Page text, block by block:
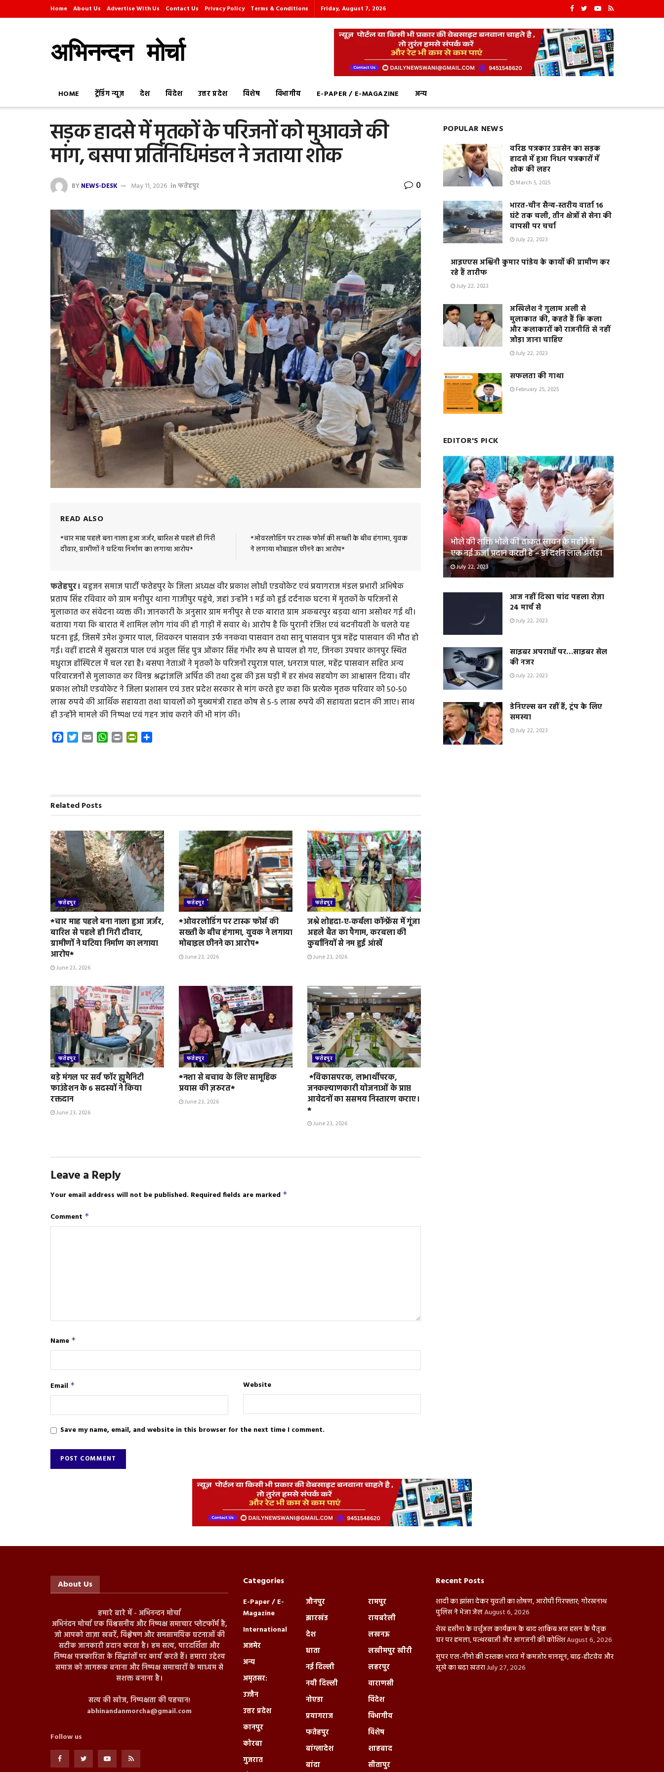
Home About Us Advertise With Us Contact Us Privacy Policy Terms & Conditions Friday, August 7, 2026
अभिनन्दन मोर्चा
HOME ट्रेंडिंग न्यूज़ देश विदेश उत्तर प्रदेश विशेष विभागीय E-PAPER / E-MAGAZINE अन्य
सड़क हादसे में मृतकों के परिजनों को मुआवजे की
मांग, बसपा प्रतिनिधिमंडल ने जताया शोक
BYNEWS-DESK May 11, 2026 inफतेहपुर 0
READ ALSO
*चार माह पहले बना नाला हुआ जर्जर, बारिश से पहले ही गिरी
दीवार, ग्रामीणों ने घटिया निर्माण का लगाया आरोप*
*ओवरलोडिंग पर टास्क फोर्स की सख्ती के बीच हंगामा, युवक
ने लगाया मोबाइल छीनने का आरोप*
फतेहपुर। बहुजन समाज पार्टी फतेहपुर के जिला अध्यक्ष वीर प्रकाश लोधी एडवोकेट एवं प्रयागराज मंडल प्रभारी अभिषेक
प्रताप सिंह रविवार को ग्राम मनीपुर थाना गाजीपुर पहुंचे, जहां उन्होंने 1 मई को हुई दर्दनाक घटना में मृतकों के परिजनों से
मुलाकात कर संवेदना व्यक्त की। जानकारी के अनुसार ग्राम मनीपुर से एक बारात ग्राम अकबरपुर बड़वा थाना असोथर गई थी।
बताया गया कि बारात में शामिल लोग गांव की ही गाड़ी में सवार थे। आरोप है कि पुरानी रंजिश एवं बदनीयती के चलते यह
घटना हुई, जिसमें उमेश कुमार पाल, शिवकरन पासवान उर्फ ननकवा पासवान तथा सानू पासवान पुत्र महेंद्र पासवान की मौत हो
गई। वहीं हादसे में सुखराज पाल एवं अतुल सिंह पुत्र ओंकार सिंह गंभीर रूप से घायल हो गए, जिनका उपचार कानपुर स्थित
मधुराज हॉस्पिटल में चल रहा है। बसपा नेताओं ने मृतकों के परिजनों रघुराज पाल, धनराज पाल, महेंद्र पासवान सहित अन्य
परिवारजनों से मुलाकात कर विनम्र श्रद्धांजलि अर्पित की तथा दुख की इस घड़ी में हर संभव सहयोग का आश्वासन दिया। वीर
प्रकाश लोधी एडवोकेट ने जिला प्रशासन एवं उत्तर प्रदेश सरकार से मांग करते हुए कहा कि प्रत्येक मृतक परिवार को 50-50
लाख रुपये की आर्थिक सहायता तथा घायलों को मुख्यमंत्री राहत कोष से 5-5 लाख रुपये की सहायता प्रदान की जाए। साथ
ही उन्होंने मामले की निष्पक्ष एवं गहन जांच कराने की भी मांग की।
o
T
r
W
P
P
n
d
l
y
RelatedPosts
फतेहपुर
*चार माह पहले बना नाला हुआ जर्जर,
बारिश से पहले ही गिरी दीवार,
ग्रामीणों ने घटिया निर्माण का लगाया
आरोप*
June 23, 2026
फतेहपुर
*ओवरलोडिंग पर टास्क फोर्स की
सख्ती के बीच हंगामा, युवक ने लगाया
मोबाइल छीनने का आरोप*
June 23, 2026
फतेहपुर
जश्ने शोहदा-ए-कर्बला कॉन्फ्रेंस में गूंजा
अहले बैत का पैगाम, करबला की
कुर्बानियों से नम हुई आंखें
June 23, 2026
फतेहपुर
बड़े मंगल पर सर्व फॉर ह्यूमैनिटी
फाउंडेशन के 6 सदस्यों ने किया
रक्तदान
June 23, 2026
फतेहपुर
*नशा से बचाव के लिए सामूहिक
प्रयास की ज़रुरत*
June 23, 2026
फतेहपुर
*विकासपरक, लाभार्थीपरक,
जनकल्याणकारी योजनाओं के प्राप्त
आवेदनों का ससमय निस्तारण कराए।
*
June 23, 2026
Leave a Reply
Your email address will not be published. Required fields are marked *
Comment *
Name *
Email * Website
Save my name, email, and website in this browser for the next time I comment.
POPULAR NEWS
वरिष्ठ पत्रकार उग्रसेन का सड़क
हादसे में हुआ निधन पत्रकारों में
शोक की लहर
March 5, 2025
भारत-चीन सैन्य-स्तरीय वार्ता 16
घंटे तक चली, तीन क्षेत्रों से सेना की
वापसी पर चर्चा
July 22, 2023
आइएएस अश्विनी कुमार पांडेय के कार्यो की ग्रामीण कर
रहे हैं तारीफ
July 22, 2023
अखिलेश ने गुलाम अली से
मुलाकात की, कहते हैं कि कला
और कलाकारों को राजनीति से नहीं
जोड़ा जाना चाहिए
July 22, 2023
सफलता की गाथा
February 25, 2025
EDITOR'S PICK
भोले की शक्ति भोले की ताकत सावन के महीने में
एक नई ऊर्जा प्रदान करती है – डॉ दर्शन लाल अरोड़ा
July 22, 2023
आज नहीं दिखा चांद पहला रोज़ा
24 मार्च से
July 22, 2023
साइबर अपराधों पर…साइबर सेल
की नजर
July 22, 2023
डेनिएल्स बन रहीं हैं, ट्रंप के लिए
समस्या
July 22, 2023
About Us
हमारे बारे में - अभिनन्दन मोर्चा
अभिनंदन मोर्चा एक विश्वसनीय और निष्पक्ष समाचार प्लेटफॉर्म है,
जो आपको ताज़ा खबरें, विश्लेषण और समसामयिक घटनाओं की
सटीक जानकारी प्रदान करता है। हम सत्य, पारदर्शिता और
निष्पक्ष पत्रकारिता के सिद्धांतों पर कार्य करते हैं। हमारा उद्देश्य
समाज को जागरूक बनाना और निष्पक्ष समाचारों के माध्यम से
सशक्त बनाना है।
सत्य की खोज, निष्पक्षता की पहचान!
abhinandanmorcha@gmail.com
Follow us
Categories
E-Paper / E-
Magazine
International
अजमेर
अन्य
अमृतसर:
उज्जैन
उत्तर प्रदेश
कानपुर
कोरबा
गुजरात
जौनपुर
झारखंड
देश
धाता
नई दिल्ली
नयी दिल्ली
नोएडा
प्रयागराज
फतेहपुर
बांग्लादेश
बांदा
रामपुर
रायबरेली
लखनऊ
लखीमपुर खीरी
लहरपुर
वाराणसी
विदेश
विभागीय
विशेष
शाहबाद
सीतापुर
Recent Posts
शादी का झांसा देकर युवती का शोषण, आरोपी गिरफ्तार; गोरखनाथ
पुलिस ने भेजा जेलAugust 6, 2026
शेख हसीना के वर्चुअल कार्यक्रम के बाद शाकिब अल हसन के पैतृक
घर पर हमला, पत्थरबाजी और आगजनी की कोशिशAugust 6, 2026
सुपर एल-नीनो की दस्तक! भारत में कमजोर मानसून, बाढ़-हीटवेव और
सूखे का बढ़ा खतराJuly 27, 2026